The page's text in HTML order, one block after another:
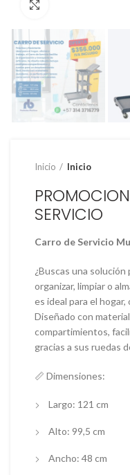
Inicio Inicio
SERVICIO
Carro de Servicio
¿Buscas una
organizar, limpiar o
es ideal para el
Diseñado con
compartimientos,
gracias a sus ruedas
📏 Dimensiones:
Largo: 121 cm
Alto: 99,5 cm
Ancho: 48 cm